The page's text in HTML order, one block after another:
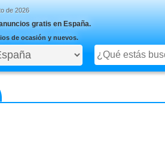
de 2026
gratis en España.
de ocasión y nuevos.